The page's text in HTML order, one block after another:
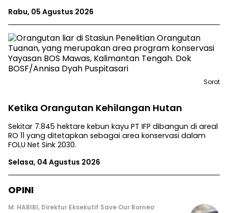
Rabu, 05 Agustus 2026
Ketika Orangutan Kehilangan Hutan
Sekitar 7.845 hektare kebun kayu PT IFP dibangun di areal
RO 11 yang ditetapkan sebagai area konservasi dalam
FOLU Net Sink 2030.
Selasa, 04 Agustus 2026
Sorot
OPINI
M. HABIBI, Direktur Eksekutif Save Our Borneo